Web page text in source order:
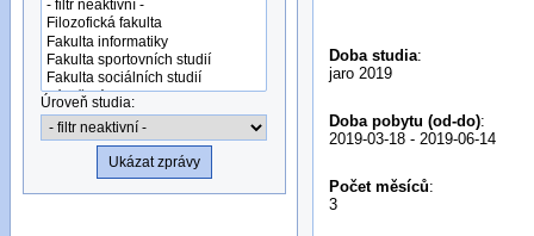
Úroveň studia:
Doba studia:
jaro 2019
Doba pobytu (od-do):
2019-03-18 - 2019-06-14
Počet měsíců:
3